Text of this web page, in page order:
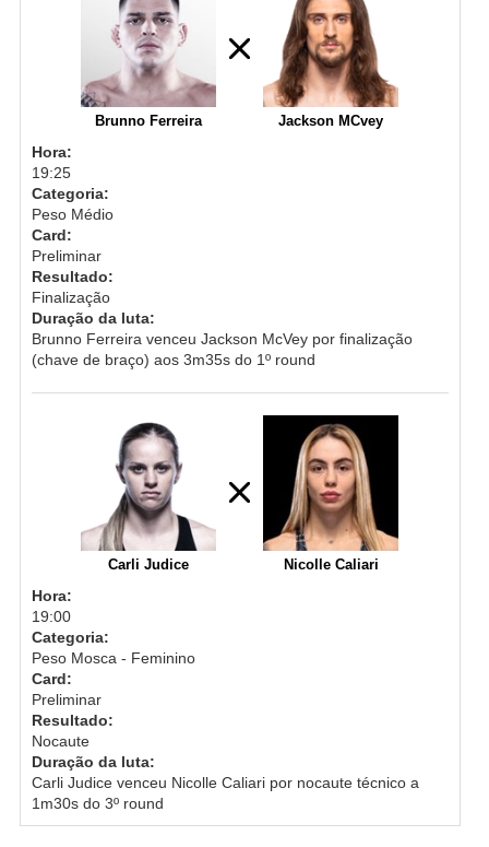
Brunno Ferreira Jackson MCvey
Hora:
19:25
Categoria:
Peso Médio
Card:
Preliminar
Resultado:
Finalização
Duração da luta:
Brunno Ferreira venceu Jackson McVey por finalização
(chave de braço) aos 3m35s do 1º round
Carli Judice Nicolle Caliari
Hora:
19:00
Categoria:
Peso Mosca - Feminino
Card:
Preliminar
Resultado:
Nocaute
Duração da luta:
Carli Judice venceu Nicolle Caliari por nocaute técnico a
1m30s do 3º round